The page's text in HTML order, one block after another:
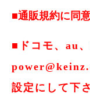
■通販規約に同
■ドコモ、au
設定にして下